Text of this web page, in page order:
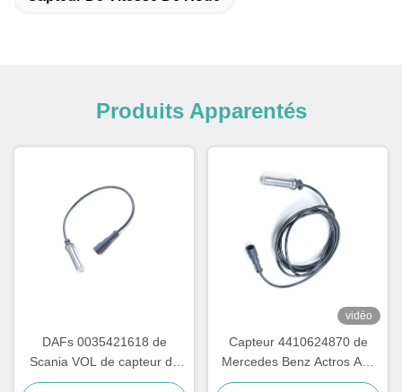
Produits Apparentés
DAFs 0035421618 de
Scania VOL de capteur de
2005 2013 ABS de PC
vidéo
Capteur 4410624870 de
Mercedes Benz Actros Abs
Wheel Speed 4410329410